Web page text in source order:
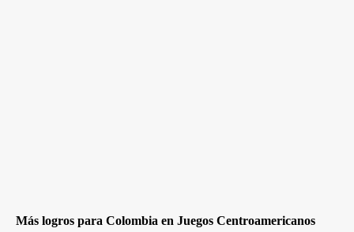
Más logros para Colombia en Juegos Centroamericanos